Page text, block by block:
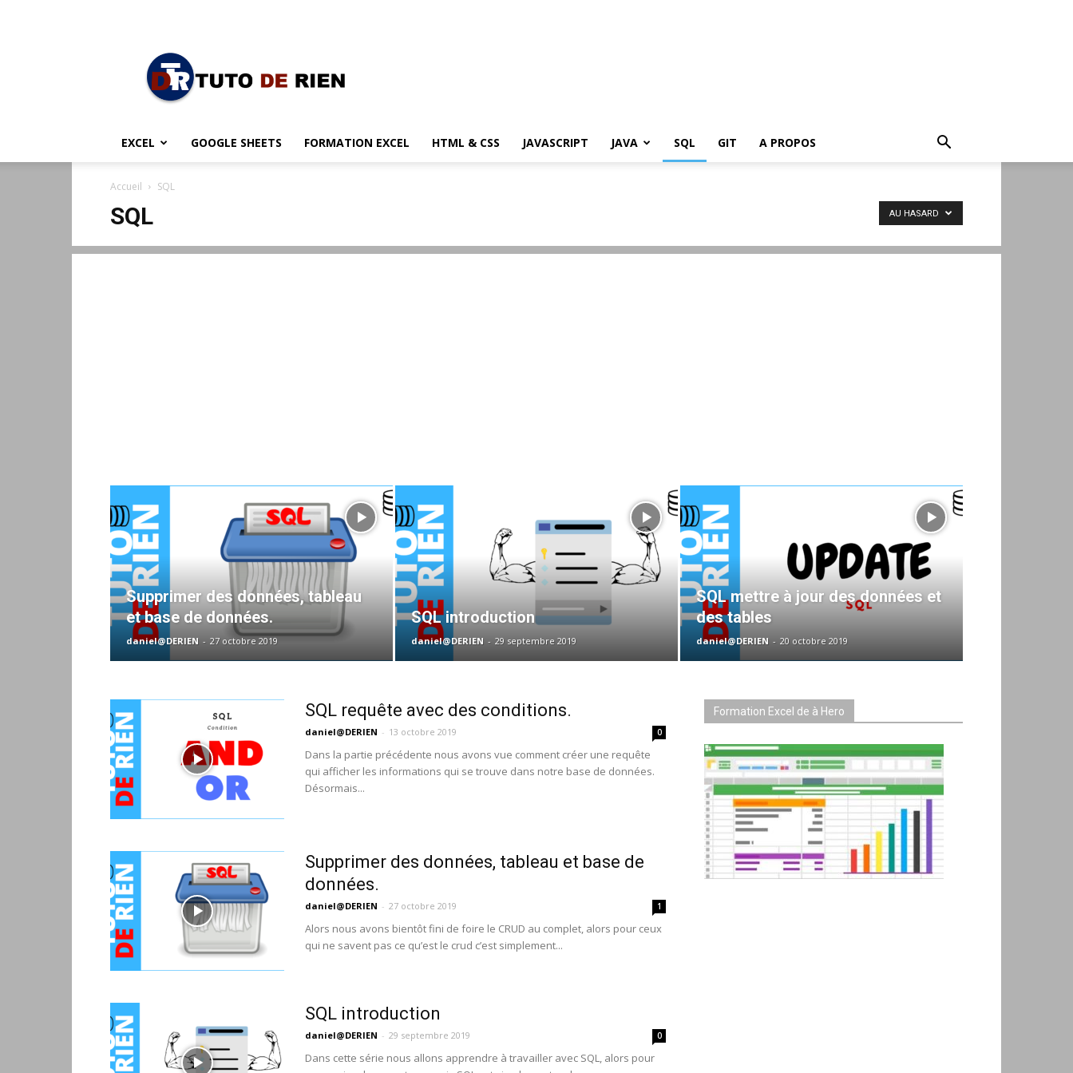
DE
RIEN
EXCEL GOOGLE SHEETS FORMATION EXCEL HTML & CSS JAVASCRIPT JAVA SQL GIT A PROPOS
Accueil SQL
SQL AU HASARD
Supprimer des données, tableau
et base de données.
daniel@DERIEN - 27 octobre 2019
SQL introduction
daniel@DERIEN - 29 septembre 2019
SQL mettre à jour des données et
des tables
daniel@DERIEN - 20 octobre 2019
SQL requête avec des conditions.
daniel@DERIEN - 13 octobre 2019 0
Dans la partie précédente nous avons vue comment créer une requête
qui afficher les informations qui se trouve dans notre base de données.
Désormais...
Supprimer des données, tableau et base de
données.
daniel@DERIEN - 27 octobre 2019 1
Alors nous avons bientôt fini de foire le CRUD au complet, alors pour ceux
qui ne savent pas ce qu’est le crud c’est simplement...
SQL introduction
daniel@DERIEN - 29 septembre 2019 0
Dans cette série nous allons apprendre à travailler avec SQL, alors pour
Formation Excel de à Hero